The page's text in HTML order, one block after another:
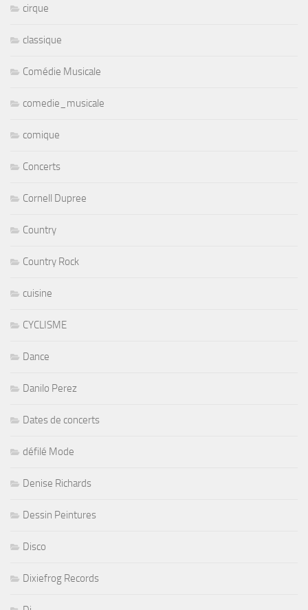
cirque
classique
Comédie Musicale
comedie_musicale
comique
Concerts
Cornell Dupree
Country
Country Rock
cuisine
CYCLISME
Dance
Danilo Perez
Dates de concerts
défilé Mode
Denise Richards
Dessin Peintures
Disco
Dixiefrog Records